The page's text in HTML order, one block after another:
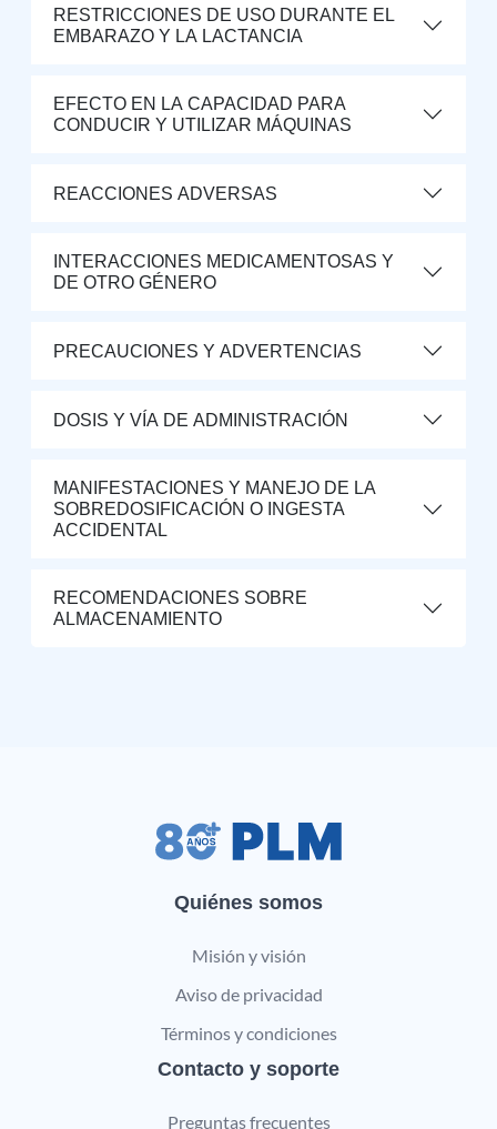
RESTRICCIONES DE USO DURANTE EL
EMBARAZO Y LA LACTANCIA
EFECTO EN LA CAPACIDAD PARA
CONDUCIR Y UTILIZAR MÁQUINAS
REACCIONES ADVERSAS
INTERACCIONES MEDICAMENTOSAS Y
DE OTRO GÉNERO
PRECAUCIONES Y ADVERTENCIAS
DOSIS Y VÍA DE ADMINISTRACIÓN
MANIFESTACIONES Y MANEJO DE LA
SOBREDOSIFICACIÓN O INGESTA
ACCIDENTAL
RECOMENDACIONES SOBRE
ALMACENAMIENTO
Quiénes somos
Misión y visión
Aviso de privacidad
Términos y condiciones
Contacto y soporte
Preguntas frecuentes